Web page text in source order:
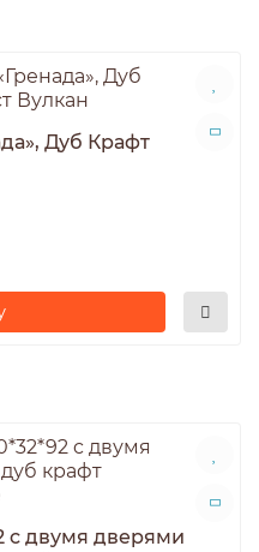
Дуб Крафт
c двумя дверями